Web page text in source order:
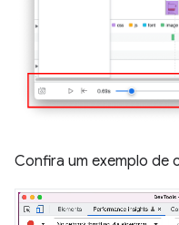
Confira um exemplo de